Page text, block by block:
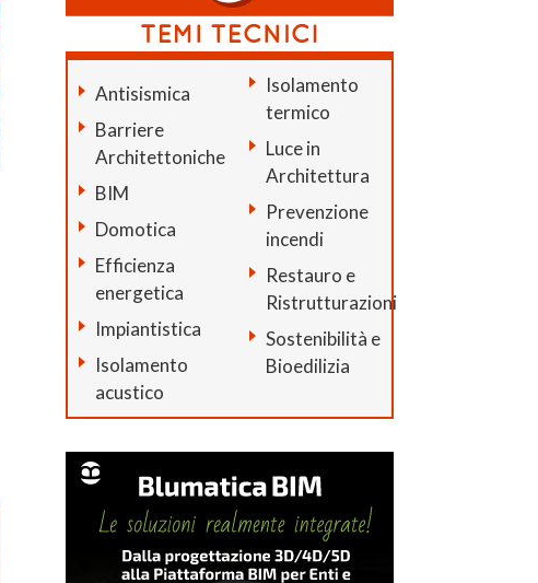
Antisismica
Barriere
Architettoniche
BIM
Domotica
Efficienza
energetica
Impiantistica
Isolamento
acustico
Isolamento
termico
Luce in
Architettura
Prevenzione
incendi
Restauro e
Ristrutturazioni
Sostenibilità e
Bioedilizia